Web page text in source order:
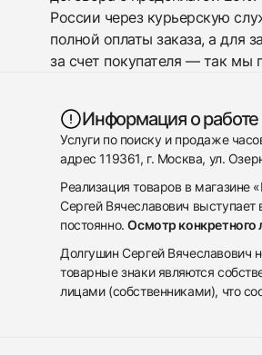
России через курьерскую
полной оплаты заказа, а для
за счет покупателя — так мы
Информация о работе
Услуги по поиску и продаже
адрес 119361, г. Москва, ул.
Реализация товаров в
Сергей Вячеславович выступает
постоянно.Осмотр конкретного
Долгушин Сергей Вячеславович
товарные знаки являются
лицами (собственниками), что